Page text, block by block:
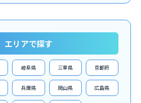
エリアで探す
岐阜県 三重県 京都府
兵庫県 岡山県 広島県